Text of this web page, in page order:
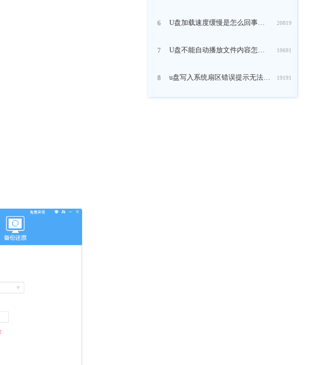
6 U盘加载速度缓慢是怎么回事？如何解决U盘加载缓慢？ 20819
7 U盘不能自动播放文件内容怎么办？ 19691
8 u盘写入系统扇区错误提示无法读取文件怎么办？ 19191